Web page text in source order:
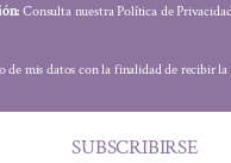
Consulta nuestra Política de
de mis datos con la finalidad de recibir
SUBSCRIBIRSE